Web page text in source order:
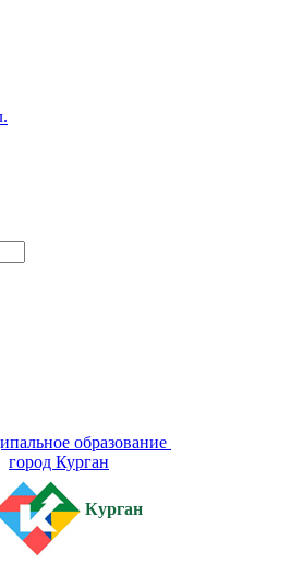
образование
город Курган
Курган